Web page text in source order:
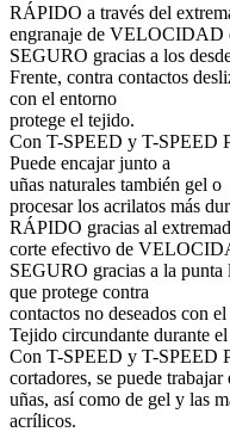
RÁPIDO a través del
engranaje de VELOCIDAD
SEGURO gracias a los
Frente, contra contactos
con el entorno
protege el tejido.
Con T-SPEED y T-SPEED
Puede encajar junto a
uñas naturales también gel o
procesar los acrilatos más
RÁPIDO gracias al
corte efectivo de
SEGURO gracias a la punta
que protege contra
contactos no deseados con el
Tejido circundante durante
Con T-SPEED y T-SPEED
cortadores, se puede trabajar
uñas, así como de gel y las
acrílicos.